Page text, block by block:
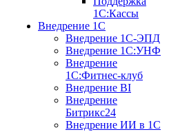
1С:Кассы
Внедрение 1С
Внедрение 1С-ЭПД
Внедрение 1С:УНФ
Внедрение
1С:Фитнес-клуб
Внедрение BI
Внедрение
Битрикс24
Внедрение ИИ в 1С